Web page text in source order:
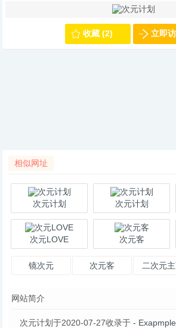
收藏 (2) 立即
相似网址
次元计划 次元计划
次元LOVE 次元客
镜次元 次元客 二次元
网站简介
次元计划于2020-07-27收录于 -